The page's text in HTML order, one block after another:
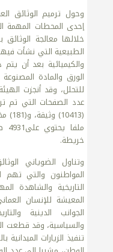
وحول ترميم الوثائق
إحدى المحطات المهمة
خلالها معالجة الوثائق
الطبيعية التي نشأت
والكيميائية بعد أن
الورق والمادة
للتحلل، وقد أنجزت
خريطة.
وتناول الضوياني
المواطنون والتي تهم
التاريخية والشاهدة
المعيشة للإنسان
الجوانب الدينية
والسياسية، وقد قطعت
تنفيذ الزيارات